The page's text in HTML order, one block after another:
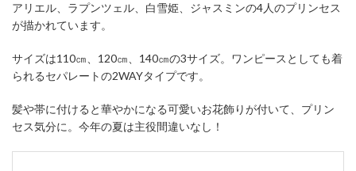
アリエル、ラプンツェル、白雪姫、ジャスミンの4人のプリンセス
が描かれています。
サイズは110㎝、120㎝、140㎝の3サイズ。ワンピースとしても着
られるセパレートの2WAYタイプです。
髪や帯に付けると華やかになる可愛いお花飾りが付いて、プリン
セス気分に。今年の夏は主役間違いなし！